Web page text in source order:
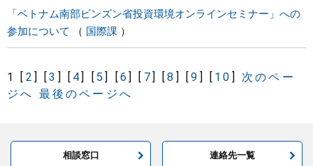
「ベトナム南部ビンズン省投資環境オンラインセミナー」への
参加について
国際課
1 [ 2 ] [3 ] [ 4] [ 5] [6] [ 7] [8 ] [9 ] [ 10 ]
次のペー
ジへ 最後のページへ
相談窓口 連絡先一覧